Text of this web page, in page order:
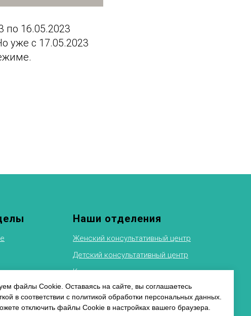
файлы Cookie. Оставаясь на сайте, вы соглашаетесь
в соответствии с политикой обработки персональных данных.
отключить файлы Cookie в настройках вашего браузера.
по 16.05.2023
уже с 17.05.2023
Наши отделения
Женский консультативный центр
Детский консультативный центр
Клиника восстановительного
лечения ФТИ
Рентгеновское отделение